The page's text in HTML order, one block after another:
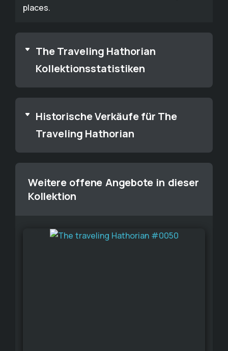
places.
The Traveling Hathorian
Kollektionsstatistiken
Historische Verkäufe für The
Traveling Hathorian
Weitere offene Angebote in dieser
Kollektion